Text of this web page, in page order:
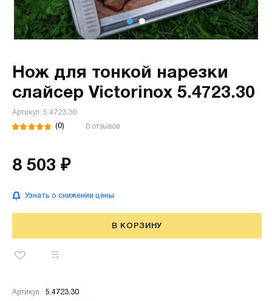
Нож для тонкой нарезки
слайсер Victorinox 5.4723.30
Артикул: 5.4723.30
(0) 0 отзывов
8 503 ₽
Узнать о снижении цены
В КОРЗИНУ
Артикул 5.4723.30